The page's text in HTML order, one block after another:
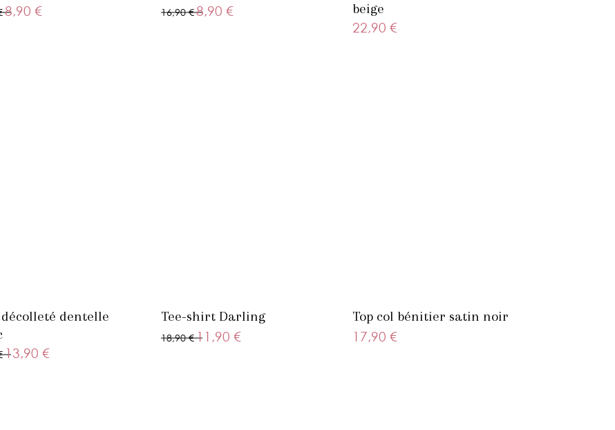
8,90 € 16,90 €8,90 €
beige
22,90 €
décolleté dentelle
13,90 €
Tee-shirt Darling
18,90 €11,90 €
Top col bénitier satin noir
17,90 €